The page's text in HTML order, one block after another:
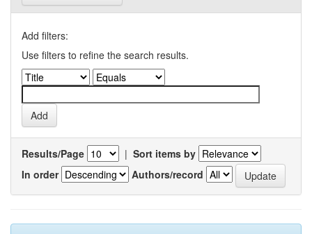
Add filters:
Use filters to refine the search results.
Results/Page | Sort items by
In order
Authors/record